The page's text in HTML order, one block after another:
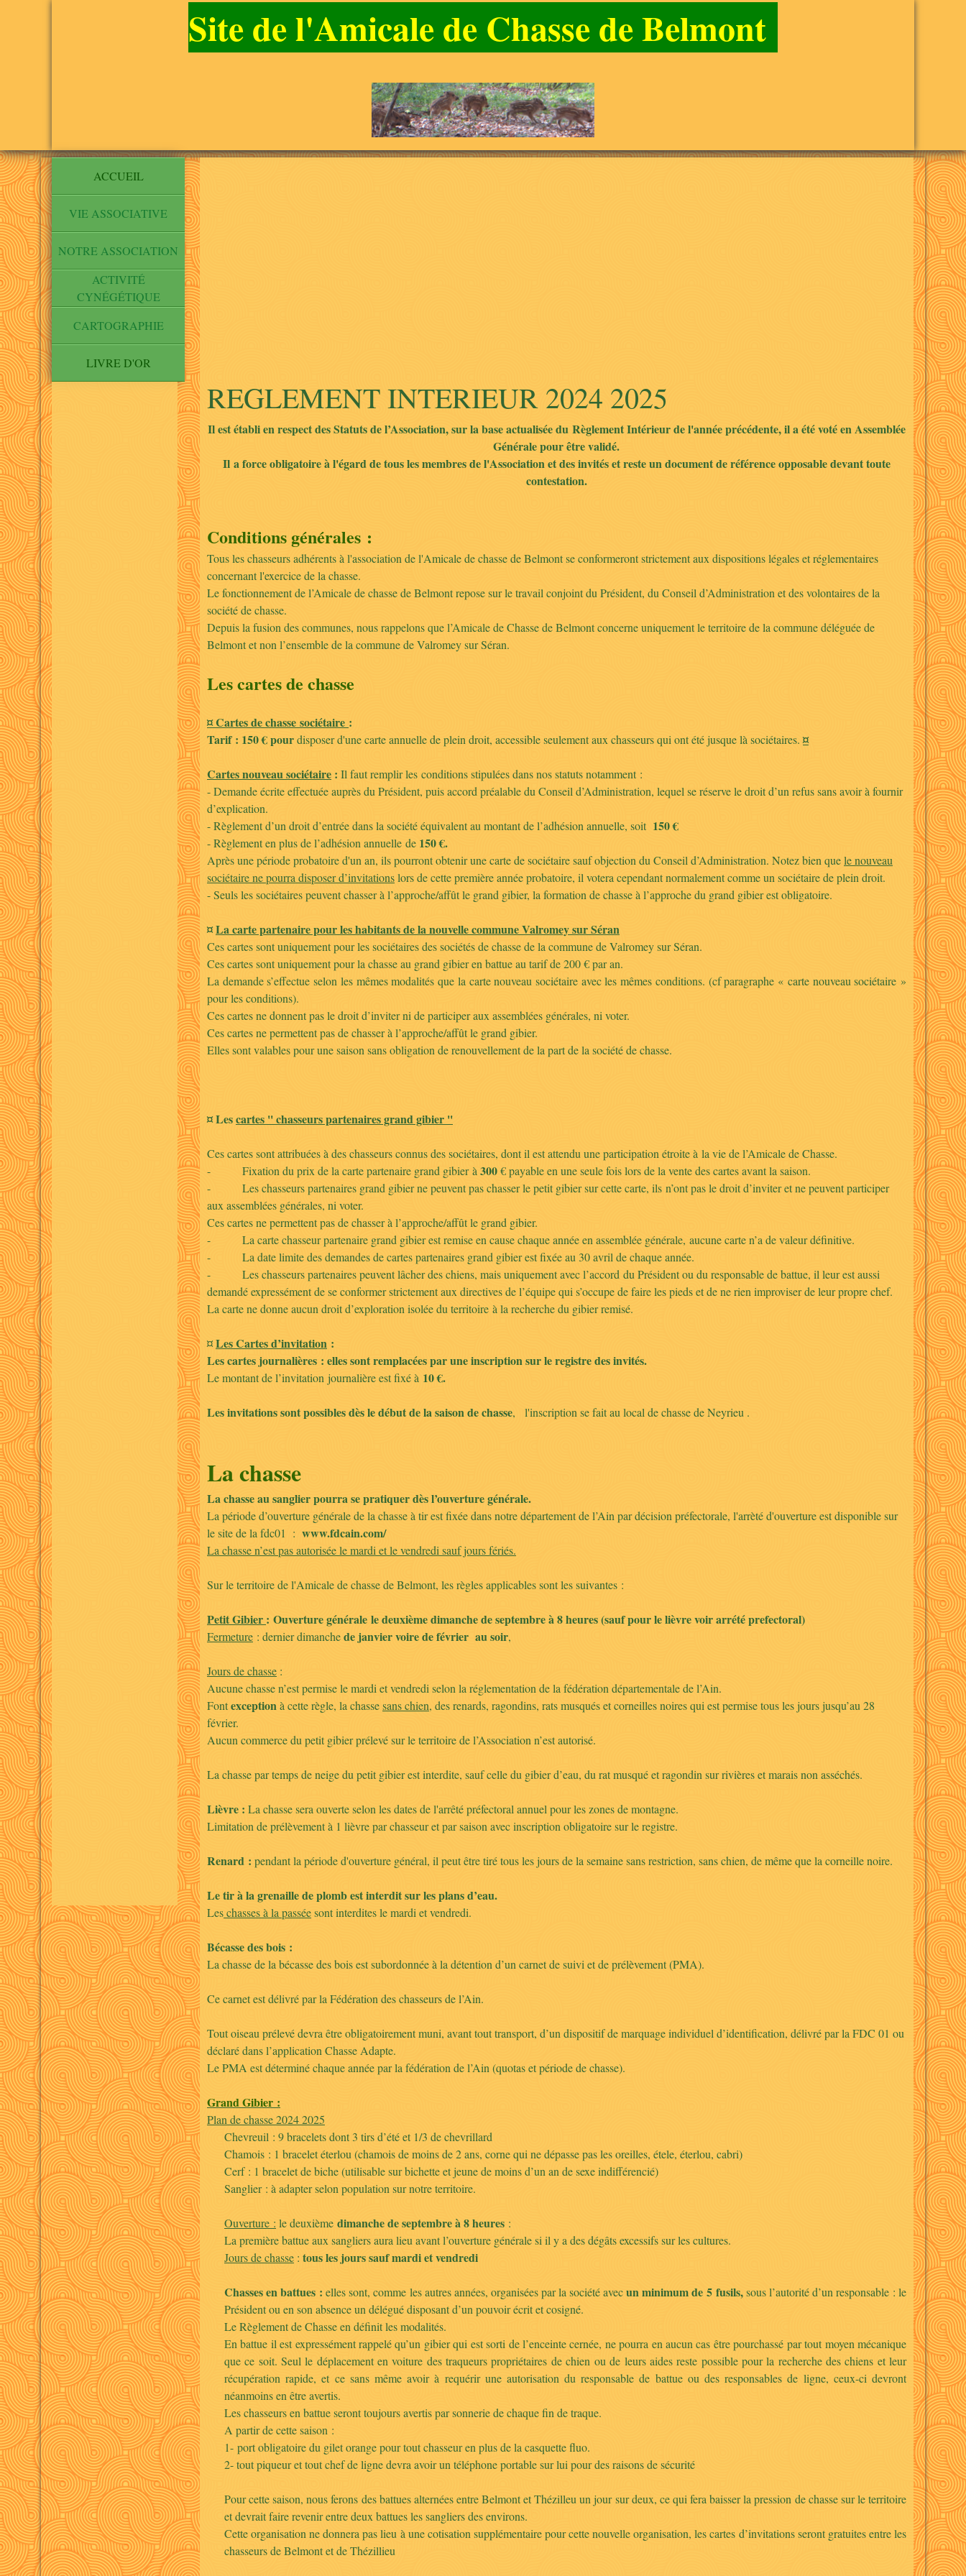
Site de l'Amicale de Chasse de Belmont
ACCUEIL
VIE ASSOCIATIVE
NOTRE ASSOCIATION
ACTIVITÉ
CYNÉGÉTIQUE
CARTOGRAPHIE
LIVRE D'OR
REGLEMENT INTERIEUR 2024 2025
Il est établi en respect des Statuts de l’Association, sur la base actualisée du Règlement Intérieur de l'année précédente, il a été voté en Assemblée
Générale pour être validé.
Il a force obligatoire à l'égard de tous les membres de l'Association et des invités et reste un document de référence opposable devant toute
contestation.
Conditions générales :
Tous les chasseurs adhérents à l'association de l'Amicale de chasse de Belmont se conformeront strictement aux dispositions légales et réglementaires
concernant l'exercice de la chasse.
Le fonctionnement de l’Amicale de chasse de Belmont repose sur le travail conjoint du Président, du Conseil d’Administration et des volontaires de la
société de chasse.
Depuis la fusion des communes, nous rappelons que l’Amicale de Chasse de Belmont concerne uniquement le territoire de la commune déléguée de
Belmont et non l’ensemble de la commune de Valromey sur Séran.
Les cartes de chasse
¤ Cartes de chasse sociétaire :
Tarif : 150 €pourdisposer d'une carte annuelle de plein droit, accessible seulement aux chasseurs qui ont été jusque là sociétaires.¤
Cartes nouveau sociétaire : Il faut remplir les conditions stipulées dans nos statuts notamment :
- Demande écrite effectuée auprès du Président, puis accord préalable du Conseil d’Administration, lequel se réserve le droit d’un refus sans avoir à fournir
d’explication.
- Règlement d’un droit d’entrée dans la société équivalent au montant de l’adhésion annuelle, soit 150 €
- Règlement en plus de l’adhésion annuelle de 150 €.
Après une période probatoire d'un an, ils pourront obtenir une carte de sociétaire sauf objection du Conseil d’Administration. Notez bien quele nouveau
sociétaire ne pourra disposer d’invitationslors de cette première année probatoire, il votera cependant normalement comme un sociétaire de plein droit.
- Seuls les sociétaires peuvent chasser à l’approche/affût le grand gibier, la formation de chasse à l’approche du grand gibier est obligatoire.
¤La carte partenaire pour les habitants de la nouvelle commune Valromey sur Séran
Ces cartes sont uniquement pour les sociétaires des sociétés de chasse de la commune de Valromey sur Séran.
Ces cartes sont uniquement pour la chasse au grand gibier en battue au tarif de 200 € par an.
La demande s’effectue selon les mêmes modalités que la carte nouveau sociétaire avec les mêmes conditions. (cf paragraphe « carte nouveau sociétaire »
pour les conditions).
Ces cartes ne donnent pas le droit d’inviter ni de participer aux assemblées générales, ni voter.
Ces cartes ne permettent pas de chasser à l’approche/affût le grand gibier.
Elles sont valables pour une saison sans obligation de renouvellement de la part de la société de chasse.
¤ Lescartes '' chasseurs partenaires grand gibier ''
Ces cartes sont attribuées à des chasseurs connus des sociétaires, dont il est attendu une participation étroite à la vie de l’Amicale de Chasse.
- Fixation du prix de la carte partenaire grand gibier à 300€ payable en une seule fois lors de la vente des cartes avant la saison.
- Les chasseurs partenaires grand gibier ne peuvent pas chasser le petit gibier sur cette carte, ils n’ont pas le droit d’inviter et ne peuvent participer
aux assemblées générales, ni voter.
Ces cartes ne permettent pas de chasser à l’approche/affût le grand gibier.
- La carte chasseur partenaire grand gibier est remise en cause chaque année en assemblée générale, aucune carte n’a de valeur définitive.
- La date limite des demandes de cartes partenaires grand gibier est fixée au 30 avril de chaque année.
- Les chasseurs partenaires peuvent lâcher des chiens, mais uniquement avec l’accord du Président ou du responsable de battue, il leur est aussi
demandé expressément de se conformer strictement aux directives de l’équipe qui s’occupe de faire les pieds et de ne rien improviser de leur propre chef.
La carte ne donne aucun droit d’exploration isolée du territoire à la recherche du gibier remisé.
¤Les Cartes d’invitation :
Les cartes journalières : elles sont remplacées par une inscription sur le registre des invités.
Le montant de l’invitation journalière est fixé à 10 €.
Les invitations sont possibles dès le début de la saison de chasse, l'inscription se fait au local de chasse de Neyrieu .
La chasse
La chasse au sanglier pourra se pratiquer dès l’ouverture générale.
La période d’ouverture générale de la chasse à tir est fixée dans notre département de l’Ain par décision préfectorale, l'arrèté d'ouverture est disponible sur
le site de la fdc01 : www.fdcain.com/
La chasse n’est pas autorisée le mardi et le vendredi sauf jours fériés.
Sur le territoire de l'Amicale de chasse de Belmont, les règles applicables sont les suivantes :
Petit Gibier : Ouverture générale le deuxième dimanche de septembre à 8 heures (sauf pour le lièvre voir arrété prefectoral)
Fermeture : dernier dimanchede janvier voire de février au soir,
Jours de chasse :
Aucune chasse n’est permise le mardi et vendredi selon la réglementation de la fédération départementale de l’Ain.
Fontexceptionà cette règle, la chassesans chien, des renards, ragondins, rats musqués et corneilles noires qui est permise tous les jours jusqu’au 28
février.
Aucun commerce du petit gibier prélevé sur le territoire de l’Association n’est autorisé.
La chasse par temps de neige du petit gibier est interdite, sauf celle du gibier d’eau, du rat musqué et ragondin sur rivières et marais non asséchés.
Lièvre : La chasse sera ouverte selon les dates de l'arrêté préfectoral annuel pour les zones de montagne.
Limitation de prélèvement à 1 lièvre par chasseur et par saison avec inscription obligatoire sur le registre.
Renard : pendant la période d'ouverture général, il peut être tiré tous les jours de la semaine sans restriction, sans chien, de même que la corneille noire.
Le tir à la grenaille de plomb est interdit sur les plans d’eau.
Leschasses à la passéesont interdites le mardi et vendredi.
Bécasse des bois :
La chasse de la bécasse des bois est subordonnée à la détention d’un carnet de suivi et de prélèvement (PMA).
Ce carnet est délivré par la Fédération des chasseurs de l’Ain.
Tout oiseau prélevé devra être obligatoirement muni, avant tout transport, d’un dispositif de marquage individuel d’identification, délivré par la FDC 01 ou
déclaré dans l’application Chasse Adapte.
Le PMA est déterminé chaque année par la fédération de l’Ain (quotas et période de chasse).
Grand Gibier :
Plan de chasse 2024 2025
Chevreuil : 9 bracelets dont 3 tirs d’été et 1/3 de chevrillard
Chamois : 1 bracelet éterlou (chamois de moins de 2 ans, corne qui ne dépasse pas les oreilles, étele, éterlou, cabri)
Cerf : 1 bracelet de biche (utilisable sur bichette et jeune de moins d’un an de sexe indifférencié)
Sanglier : à adapter selon population sur notre territoire.
Ouverture : le deuxième dimanche de septembre à 8 heures :
La première battue aux sangliers aura lieu avant l’ouverture générale si il y a des dégâts excessifs sur les cultures.
Jours de chasse : tous les jours sauf mardi et vendredi
Chasses en battues : elles sont, comme les autres années, organisées par la société avecun minimum de 5 fusils,sous l’autorité d’un responsable : le
Président ou en son absence un délégué disposant d’un pouvoir écrit et cosigné.
Le Règlement de Chasse en définit les modalités.
En battue il est expressément rappelé qu’un gibier qui est sorti de l’enceinte cernée, ne pourra en aucun cas être pourchassé par tout moyen mécanique
que ce soit. Seul le déplacement en voiture des traqueurs propriétaires de chien ou de leurs aides reste possible pour la recherche des chiens et leur
récupération rapide, et ce sans même avoir à requérir une autorisation du responsable de battue ou des responsables de ligne, ceux-ci devront
néanmoins en être avertis.
Les chasseurs en battue seront toujours avertis par sonnerie de chaque fin de traque.
A partir de cette saison :
1- port obligatoire du gilet orange pour tout chasseur en plus de la casquette fluo.
2- tout piqueur et tout chef de ligne devra avoir un téléphone portable sur lui pour des raisons de sécurité
Pour cette saison, nous ferons des battues alternées entre Belmont et Thézilleu un jour sur deux, ce qui fera baisser la pression de chasse sur le territoire
et devrait faire revenir entre deux battues les sangliers des environs.
Cette organisation ne donnera pas lieu à une cotisation supplémentaire pour cette nouvelle organisation, les cartes d’invitations seront gratuites entre les
chasseurs de Belmont et de Thézillieu